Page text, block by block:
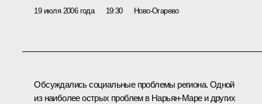
19 июля 2006 года 19:30 Ново-Огарево
Обсуждались социальные проблемы региона. Одной
из наиболее острых проблем в Нарьян-Маре и других